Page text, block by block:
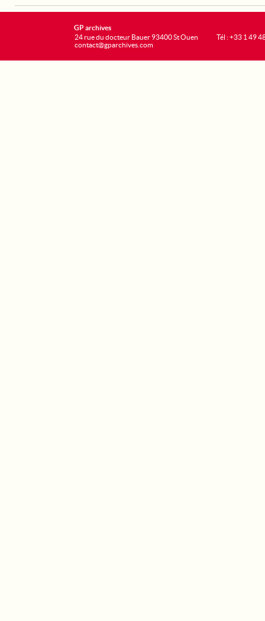
GP archives
24 rue du docteur Bauer 93400 St Ouen
contact@gparchives.com
Tél : +33 1 49